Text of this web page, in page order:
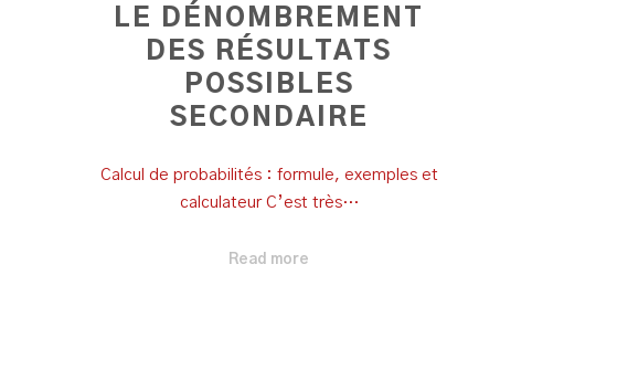
LE DÉNOMBREMENT
DES RÉSULTATS
POSSIBLES
SECONDAIRE
Calcul de probabilités : formule, exemples et
calculateur C’est très…
Read more